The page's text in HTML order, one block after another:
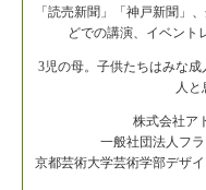
「読売新聞」「神戸新聞」
どでの講演、イベント
3児の母。子供たちはみな
人と
株式会社ア
一般社団法人フ
京都芸術大学芸術学部デザ